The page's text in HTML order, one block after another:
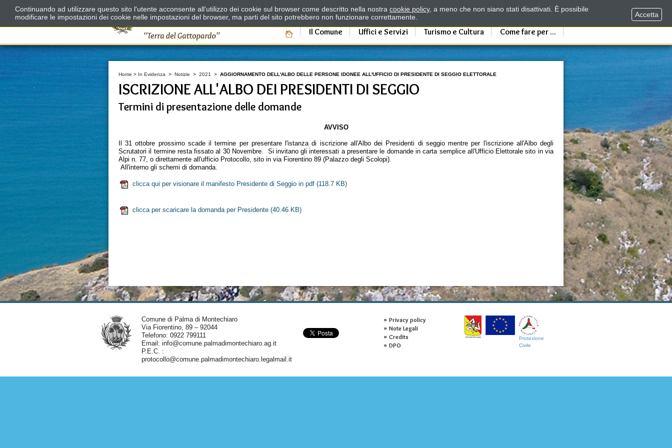
Il Comune Uffici e Servizi Turismo e Cultura Come fare per ...
Home > In Evidenza > Notizie > 2021 > AGGIORNAMENTO DELL'ALBO DELLE PERSONE IDONEE ALL'UFFICIO DI PRESIDENTE DI SEGGIO ELETTORALE
ISCRIZIONE ALL'ALBO DEI PRESIDENTI DI SEGGIO
Termini di presentazione delle domande
AVVISO
Il 31 ottobre prossimo scade il termine per presentare l'istanza di iscrizione all'Albo dei Presidenti di seggio mentre per l'iscrizione all'Albo degli
Scrutatori il termine resta fissato al 30 Novembre. Si invitano gli interessati a presentare le domande in carta semplice all'Ufficio Elettorale sito in via
Alpi n. 77, o direttamente all'ufficio Protocollo, sito in via Fiorentino 89 (Palazzo degli Scolopi).
All'interno gli schemi di domanda.
clicca qui per visionare il manifesto Presidente di Seggio in pdf (118.7 KB)
clicca per scaricare la domanda per Presidente (40.46 KB)
Comune di Palma di Montechiaro
Via Fiorentino, 89 – 92044
Telefono: 0922 799111
Email: info@comune.palmadimontechiaro.ag.it
P.E.C. :
protocollo@comune.palmadimontechiaro.legalmail.it
Privacy policy
Note Legali
Credits
DPO
Protezione
Civile
Continuando ad utilizzare questo sito l'utente acconsente all'utilizzo dei cookie sul browser come descritto nella nostra cookie policy, a meno che non siano stati disattivati. È possibile
modificare le impostazioni dei cookie nelle impostazioni del browser, ma parti del sito potrebbero non funzionare correttamente.
Accetta